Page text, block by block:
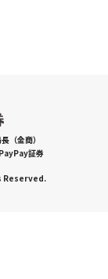
（金商）
証券
Reserved.